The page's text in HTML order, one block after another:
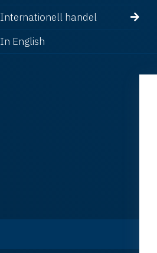
Internationell handel
In English